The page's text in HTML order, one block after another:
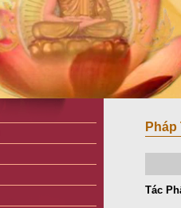
Pháp
Tác